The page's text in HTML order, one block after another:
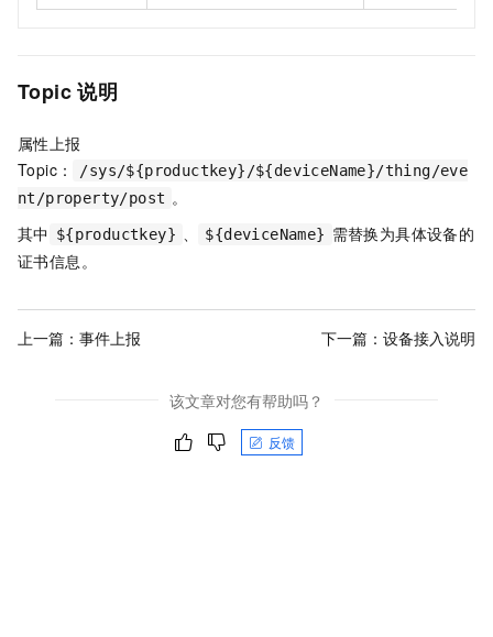
Topic 说明
属性上报
Topic：
/sys/${productkey}/${deviceName}/thing/eve
nt/property/post 。
其中 ${productkey} ${deviceName} 需替换为具体设备的
证书信息。
上一篇： 事件上报 下一篇： 设备接入说明
该文章对您有帮助吗？
反馈